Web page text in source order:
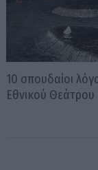
10 σπουδαίοι
Εθνικού Θεάτρου